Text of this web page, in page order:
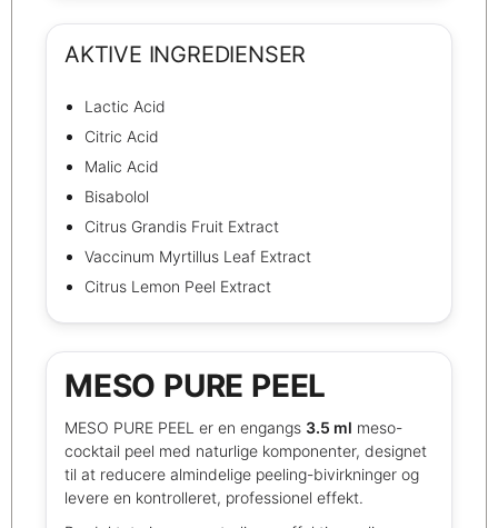
AKTIVE INGREDIENSER
Lactic Acid
Citric Acid
Malic Acid
Bisabolol
Citrus Grandis Fruit Extract
Vaccinum Myrtillus Leaf Extract
Citrus Lemon Peel Extract
MESO PURE PEEL
MESO PURE PEEL er en engangs 3.5 ml meso-
cocktail peel med naturlige komponenter, designet
til at reducere almindelige peeling-bivirkninger og
levere en kontrolleret, professionel effekt.